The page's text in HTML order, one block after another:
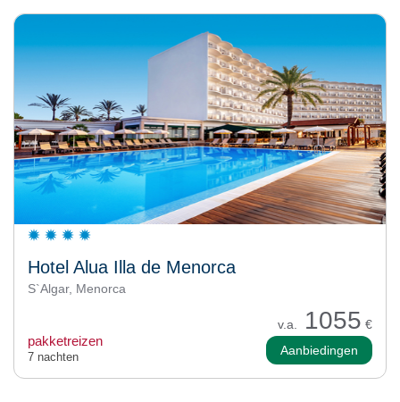
Hotel Alua Illa de Menorca
S`Algar, Menorca
v.a. 1055 €
pakketreizen
7 nachten Aanbiedingen